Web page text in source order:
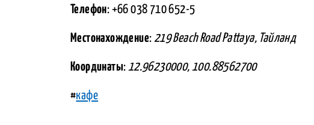
Телефон: +66 038 710 652-5
Местонахождение: 219 Beach Road Pattaya, Тайланд
Координаты: 12.96230000, 100.88562700
#кафе